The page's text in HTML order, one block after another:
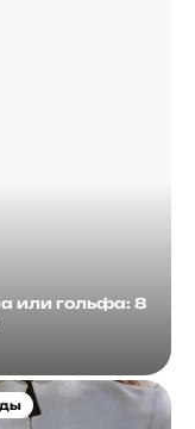
или гольфа: 8